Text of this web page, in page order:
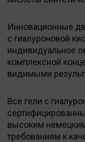
Инновационные
с гиалуроновой
индивидуальное
комплексной
видимыми
Все гели с
высоким
требованиям к